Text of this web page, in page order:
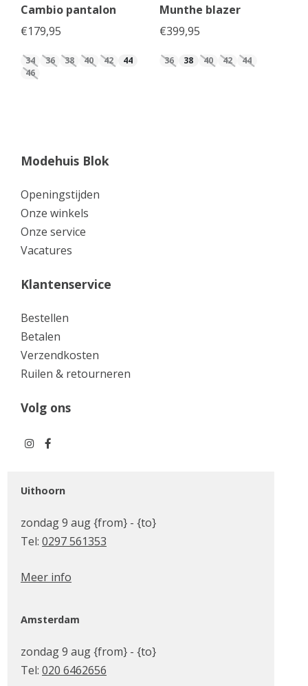
Cambio pantalon
€179,95
34 36 38 40 42
44
46
Munthe blazer
€399,95
36 38 40 42 44
Modehuis Blok
Openingstijden
Onze winkels
Onze service
Vacatures
Klantenservice
Bestellen
Betalen
Verzendkosten
Ruilen & retourneren
Volg ons
Uithoorn
zondag 9 aug {from} - {to}
Tel: 0297 561353
Meer info
Amsterdam
zondag 9 aug {from} - {to}
Tel: 020 6462656